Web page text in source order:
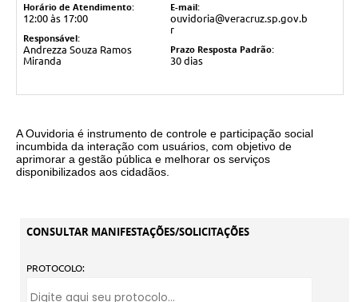
Horário de Atendimento:
12:00 às 17:00
Responsável:
Andrezza Souza Ramos
Miranda
E-mail:
ouvidoria@veracruz.sp.gov.b
r
Prazo Resposta Padrão:
30 dias
A Ouvidoria é instrumento de controle e participação social
incumbida da interação com usuários, com objetivo de
aprimorar a gestão pública e melhorar os serviços
disponibilizados aos cidadãos.
CONSULTAR MANIFESTAÇÕES/SOLICITAÇÕES
PROTOCOLO: